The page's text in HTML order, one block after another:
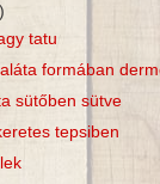
tatu
formában
sütőben sütve
tepsiben